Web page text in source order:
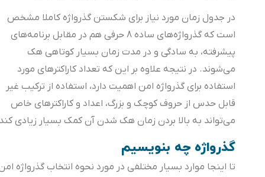
در جدول زمان مورد نیاز برای شکستن گذرواژه کاملا مشخص
است که گذرواژه‌های ساده 8 حرفی هم در مقابل برنامه‌های
پیشرفته، به سادگی و در مدت زمان بسیار کوتاهی هک
می‌شوند. در نتیجه علاوه بر این که تعداد کاراکترهای مورد
استفاده برای گذرواژه امن اهمیت دارد، استفاده از ترکیب غیر
قابل حدس از حروف کوچک و بزرگ، اعداد و کاراکترهای خاص
می‌تواند به بالا بردن زمان هک شدن آن کمک بسیار زیادی کند.
گذرواژه چه بنویسیم
تا اینجا موارد بسیار مختلفی در مورد نحوه انتخاب گذرواژه امن